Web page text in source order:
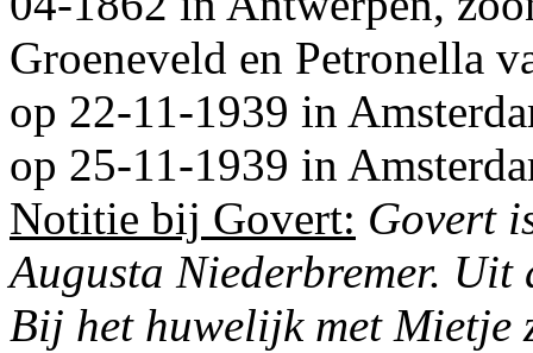
Groeneveld en Petronella
op 22-11-1939 in
op 25-11-1939 in
Notitie bij Govert: Govert
Augusta Niederbremer.
Bij het huwelijk met Mietje